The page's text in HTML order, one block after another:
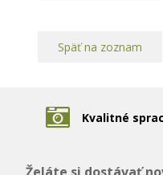
Späť na zoznam
Kvalitné